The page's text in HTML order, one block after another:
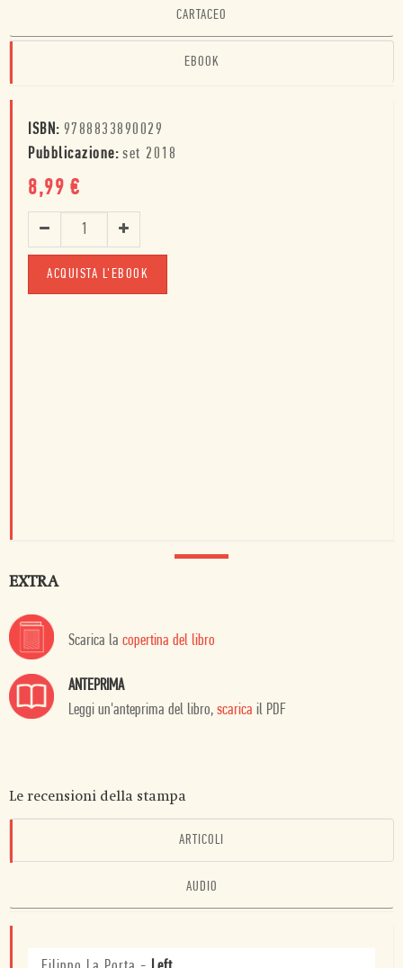
CARTACEO
EBOOK
ISBN: 9788833890029
Pubblicazione: set 2018
8,99 €
ACQUISTA L'EBOOK
EXTRA
Scarica la copertina del libro
ANTEPRIMA
Leggi un'anteprima del libro, scarica il PDF
Le recensioni della stampa
ARTICOLI
AUDIO